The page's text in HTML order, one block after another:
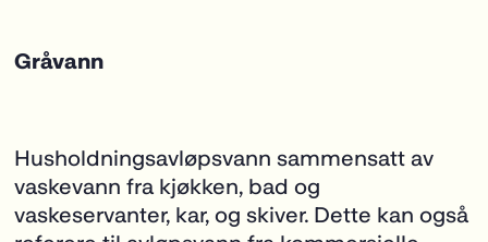
Gråvann
Husholdningsavløpsvann sammensatt av
vaskevann fra kjøkken, bad og
vaskeservanter, kar, og skiver. Dette kan også